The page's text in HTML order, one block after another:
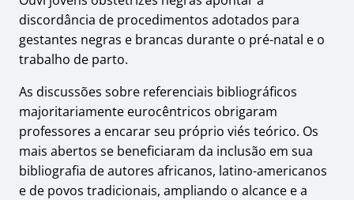
discordância de procedimentos adotados para
gestantes negras e brancas durante o pré-natal e o
trabalho de parto.
As discussões sobre referenciais bibliográficos
majoritariamente eurocêntricos obrigaram
professores a encarar seu próprio viés teórico. Os
mais abertos se beneficiaram da inclusão em sua
bibliografia de autores africanos, latino-americanos
e de povos tradicionais, ampliando o alcance e a